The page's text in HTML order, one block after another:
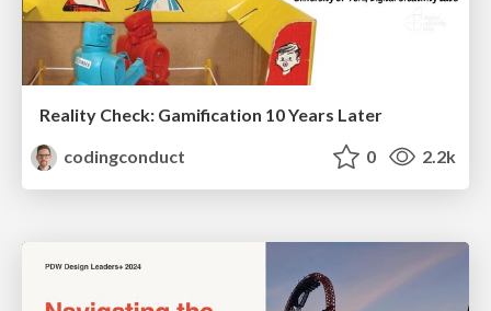
Reality Check: Gamification 10 Years Later
codingconduct
0 2.2k